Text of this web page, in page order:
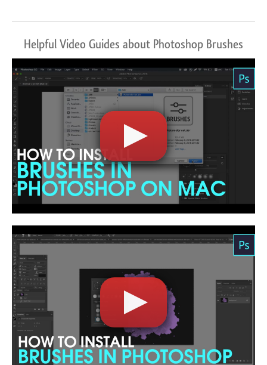
Helpful Video Guides about Photoshop Brushes